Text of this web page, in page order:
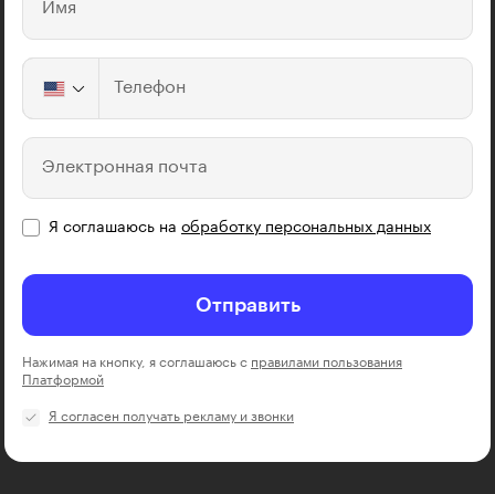
Имя
Телефон
Электронная почта
Я соглашаюсь на обработку персональных данных
Отправить
Нажимая на кнопку, я соглашаюсь с правилами пользования
Платформой
Я согласен получать рекламу и звонки